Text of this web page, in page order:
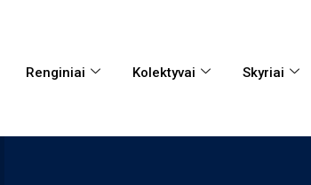
Renginiai Kolektyvai Skyriai